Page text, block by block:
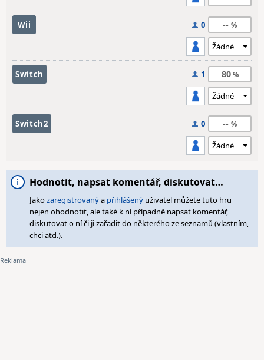
Wii 0 --
Switch 1 80
Switch2 0 --
Hodnotit, napsat komentář, diskutovat…
Jakozaregistrovanýa přihlášený uživatel můžete tuto hru
nejen ohodnotit, ale také k ní případně napsat komentář,
diskutovat o ní či ji zařadit do některého ze seznamů (vlastním,
chci atd.).